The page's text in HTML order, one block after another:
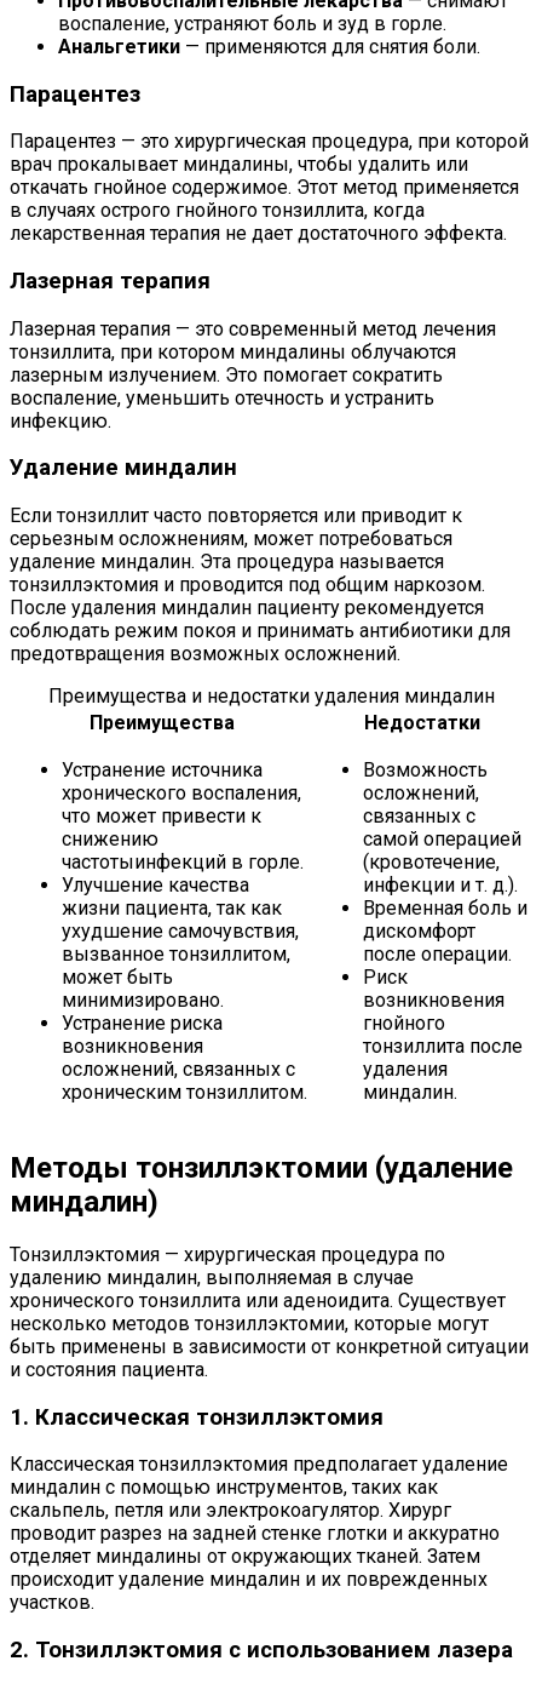
воспаление, устраняют боль и зуд в горле.
Анальгетики — применяются для снятия боли.
Парацентез
Парацентез — это хирургическая процедура, при которой
врач прокалывает миндалины, чтобы удалить или
откачать гнойное содержимое. Этот метод применяется
в случаях острого гнойного тонзиллита, когда
лекарственная терапия не дает достаточного эффекта.
Лазерная терапия
Лазерная терапия — это современный метод лечения
тонзиллита, при котором миндалины облучаются
лазерным излучением. Это помогает сократить
воспаление, уменьшить отечность и устранить
инфекцию.
Удаление миндалин
Если тонзиллит часто повторяется или приводит к
серьезным осложнениям, может потребоваться
удаление миндалин. Эта процедура называется
тонзиллэктомия и проводится под общим наркозом.
После удаления миндалин пациенту рекомендуется
соблюдать режим покоя и принимать антибиотики для
предотвращения возможных осложнений.
Преимущества и недостатки удаления миндалин
Преимущества
Недостатки
Устранение источника
хронического воспаления,
что может привести к
снижению
частотыинфекций в горле.
Улучшение качества
жизни пациента, так как
ухудшение самочувствия,
вызванное тонзиллитом,
может быть
минимизировано.
Устранение риска
возникновения
осложнений, связанных с
хроническим тонзиллитом.
Возможность
осложнений,
связанных с
самой операцией
(кровотечение,
инфекции и т. д.).
Временная боль и
дискомфорт
после операции.
Риск
возникновения
гнойного
тонзиллита после
удаления
миндалин.
Методы тонзиллэктомии (удаление
миндалин)
Тонзиллэктомия — хирургическая процедура по
удалению миндалин, выполняемая в случае
хронического тонзиллита или аденоидита. Существует
несколько методов тонзиллэктомии, которые могут
быть применены в зависимости от конкретной ситуации
и состояния пациента.
1. Классическая тонзиллэктомия
Классическая тонзиллэктомия предполагает удаление
миндалин с помощью инструментов, таких как
скальпель, петля или электрокоагулятор. Хирург
проводит разрез на задней стенке глотки и аккуратно
отделяет миндалины от окружающих тканей. Затем
происходит удаление миндалин и их поврежденных
участков.
2. Тонзиллэктомия с использованием лазера